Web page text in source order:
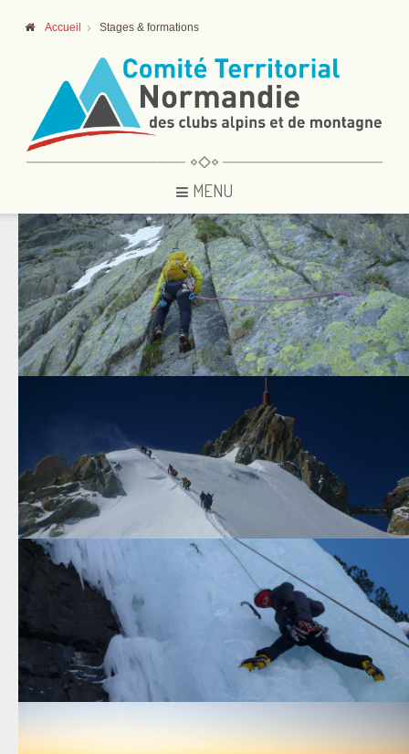
Accueil Stages & formations
MENU